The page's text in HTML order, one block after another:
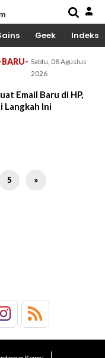
Geek Indeks
Sabtu, 08 Agustus
2026
Email Baru di HP,
Langkah Ini
5 »